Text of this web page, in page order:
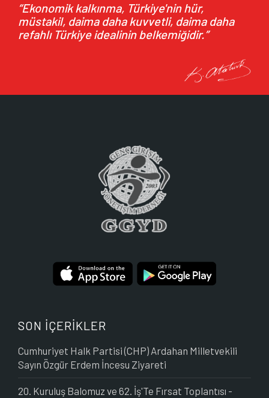
“Ekonomik kalkınma, Türkiye'nin hür,
müstakil, daima daha kuvvetli, daima daha
refahlı Türkiye idealinin belkemiğidir.”
SON İÇERİKLER
Cumhuriyet Halk Partisi (CHP) Ardahan Milletvekili
Sayın Özgür Erdem İncesu Ziyareti
20. Kuruluş Balomuz ve 62. İş'Te Fırsat Toplantısı -